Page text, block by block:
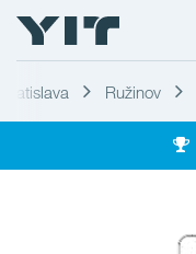
Bratislava Ružinov